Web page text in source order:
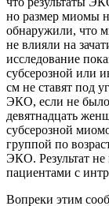
но размер миомы
обнаружили, что
не влияли на
исследование
субсерозной или
см не ставят под
ЭКО, если не
девятнадцать
субсерозной
группой по
ЭКО. Результат не
пациентами с
Вопреки этим